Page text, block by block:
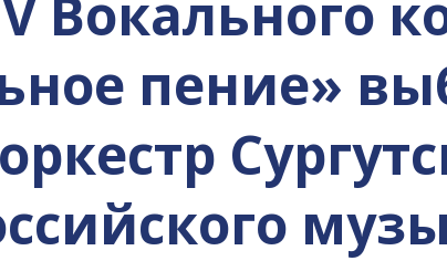
Вокального
пение»